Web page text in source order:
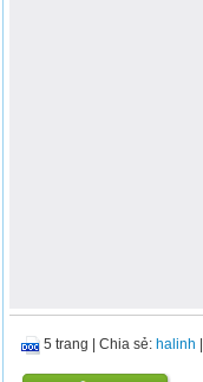
5 trang |Chia sẻ: halinh